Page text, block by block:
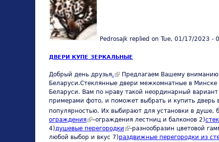
Pedrosajk replied on Tue, 01/17/2023 -
ДВЕРИ КУПЕ ЗЕРКАЛЬНЫЕ
Добрый день друзья. (link is external)
Предлагаем Вашему
Беларуси.Стеклянные двери межкомнатные в
Беларуси. Вам по нраву такой неординарный
примерами фото, и поможет выбрать и купить
популярностью. Их выбирают для установки в душе,
ограждения(link is external)
–ограждения лестниц и балконов 2)
4)душевые перегородки (link is external)
-разнообразин цветовой
любой выбор и вкус 7)раздвижные перегородки из